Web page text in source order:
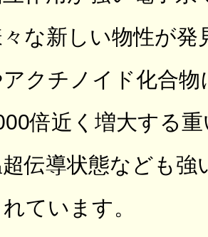
な新しい物性が
クチノイド化合
倍近く増大する
伝導状態なども
れています。